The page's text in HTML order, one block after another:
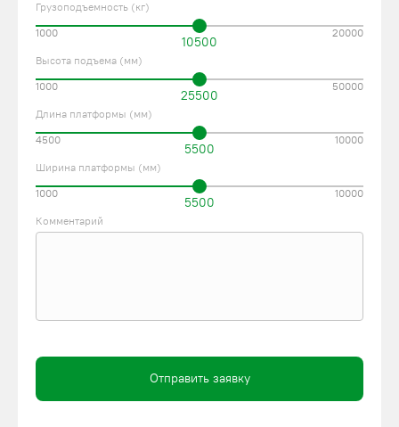
Грузоподъемность (кг)
10500
1000 20000
Высота подъема (мм)
25500
1000 50000
Длина платформы (мм)
5500
4500 10000
Ширина платформы (мм)
5500
1000 10000
Комментарий
Отправить заявку